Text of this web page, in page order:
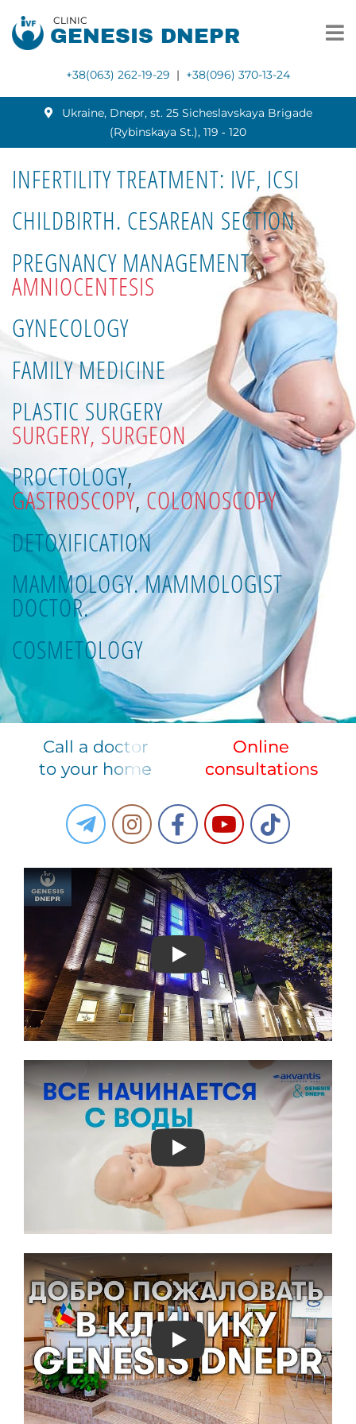
CLINIC
GENESIS DNEPR
+38(063) 262-19-29 | +38(096) 370-13-24
Ukraine, Dnepr, st. 25 Sicheslavskaya Brigade
(Rybinskaya St.), 119 ‑ 120
INFERTILITY TREATMENT: IVF, ICSI
CHILDBIRTH. CESAREAN SECTION
PREGNANCY MANAGEMENT,
AMNIOCENTESIS
GYNECOLOGY
FAMILY MEDICINE
PLASTIC SURGERY
SURGERY, SURGEON
PROCTOLOGY,
GASTROSCOPY,COLONOSCOPY
DETOXIFICATION
MAMMOLOGY. MAMMOLOGIST
DOCTOR.
COSMETOLOGY
Call a doctor
to your home
Online
consultations
Play
Play
Play